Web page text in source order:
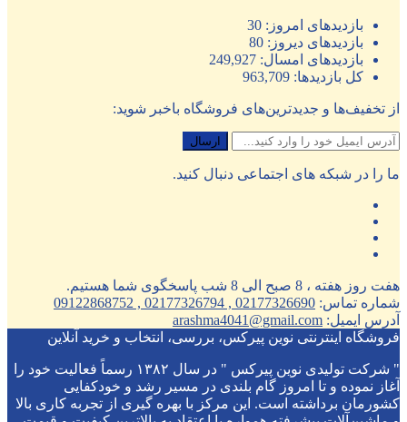
بازدیدهای امروز: 30
بازدیدهای دیروز: 80
بازدیدهای امسال: 249,927
کل بازدیدها: 963,709
از تخفیف‌ها و جدیدترین‌های فروشگاه باخبر شوید:
ما را در شبکه های اجتماعی دنبال کنید.
هفت روز هفته ، 8 صبح الی 8 شب پاسخگوی شما هستیم.
شماره تماس: 02177326690 , 02177326794 , 09122868752
آدرس ایمیل: arashma4041@gmail.com
فروشگاه اینترنتی نوین پیرکس، بررسی، انتخاب و خرید آنلاین
" شرکت تولیدی نوین پیرکس " در سال ۱۳۸۲ رسماً فعالیت خود را
آغاز نموده و تا امروز گام بلندی در مسیر رشد و خودکفایی
کشورمان برداشته است. این مرکز با بهره گیری از تجربه کاری بالا